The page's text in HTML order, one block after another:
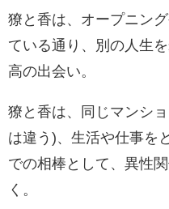
獠と香は、オープニン
ている通り、別の人生
高の出会い。
獠と香は、同じマンシ
は違う)、生活や仕事を
での相棒として、異性
く。